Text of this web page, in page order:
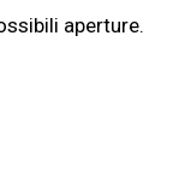
aperture.